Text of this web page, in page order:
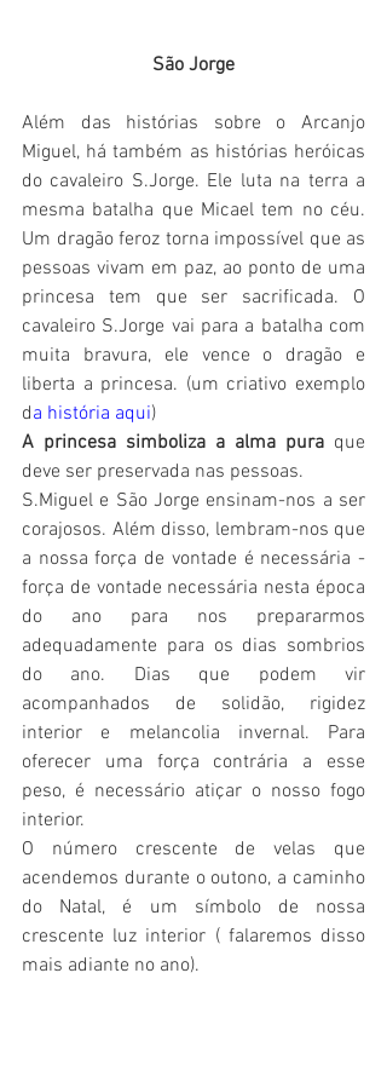
São Jorge
Além das histórias sobre o Arcanjo
Miguel, há também as histórias heróicas
do cavaleiro S.Jorge. Ele luta na terra a
mesma batalha que Micael tem no céu.
Um dragão feroz torna impossível que as
pessoas vivam em paz, ao ponto de uma
princesa tem que ser sacrificada. O
cavaleiro S.Jorge vai para a batalha com
muita bravura, ele vence o dragão e
liberta a princesa. (um criativo exemplo
da história aqui)
A princesa simboliza a alma pura que
deve ser preservada nas pessoas.
S.Miguel e São Jorge ensinam-nos a ser
corajosos. Além disso, lembram-nos que
a nossa força de vontade é necessária -
força de vontade necessária nesta época
do ano para nos prepararmos
adequadamente para os dias sombrios
do ano. Dias que podem vir
acompanhados de solidão, rigidez
interior e melancolia invernal. Para
oferecer uma força contrária a esse
peso, é necessário atiçar o nosso fogo
interior.
O número crescente de velas que
acendemos durante o outono, a caminho
do Natal, é um símbolo de nossa
crescente luz interior ( falaremos disso
mais adiante no ano).